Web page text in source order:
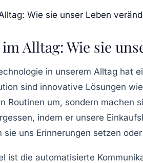
Wie sie unser Leben
Alltag: Wie sie
in unserem Alltag hat
sind innovative Lösungen
Routinen um, sondern
indem er unsere
sie uns Erinnerungen setzen
ist die automatisierte